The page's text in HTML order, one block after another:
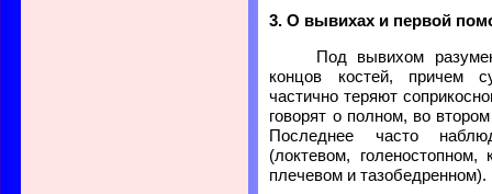
3. О вывихах и первой
Под вывихом
концов костей, причем
частично теряют
говорят о полном, во
Последнее часто
(локтевом,
плечевом и тазобедренном).